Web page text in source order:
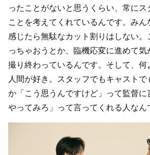
ったことがないと思うくらい、常に
ことを考えてくれているんです。みん
感じたら無駄なカット割りはしない
っちゃおうとか、臨機応変に進めて気
撮り終わっているんです。そして、
人間が好き。スタッフでもキャストで
か「こう思うんですけど」って監督に
やってみろ」って言ってくれる人なん